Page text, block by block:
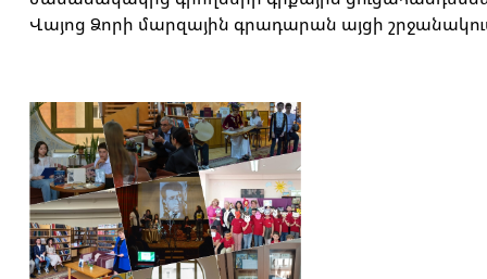
Վայոց Ձորի մարզային գրադարան այցի